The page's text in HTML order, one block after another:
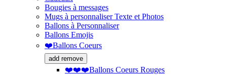
Bougies à messages
Mugs à personnaliser Texte et Photos
Ballons à Personnaliser
Ballons Emojis
❤️Ballons Coeurs
add remove
❤️❤️❤️Ballons Coeurs Rouges